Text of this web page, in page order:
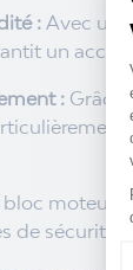
: Avec
un accès
: Grâce
bloc moteur
de sécurité